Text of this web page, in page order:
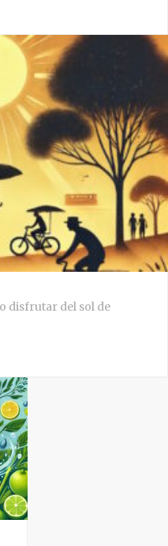
disfrutar del sol de